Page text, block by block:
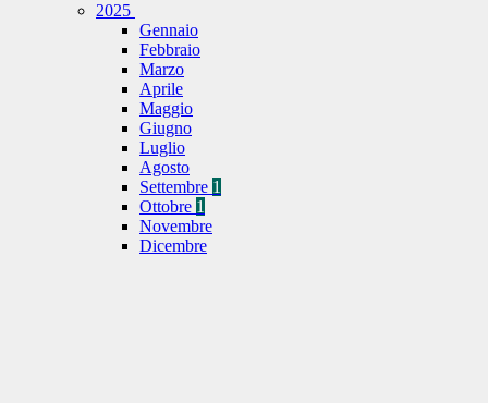
2025
Gennaio
Febbraio
Marzo
Aprile
Maggio
Giugno
Luglio
Agosto
Settembre 1
Ottobre 1
Novembre
Dicembre